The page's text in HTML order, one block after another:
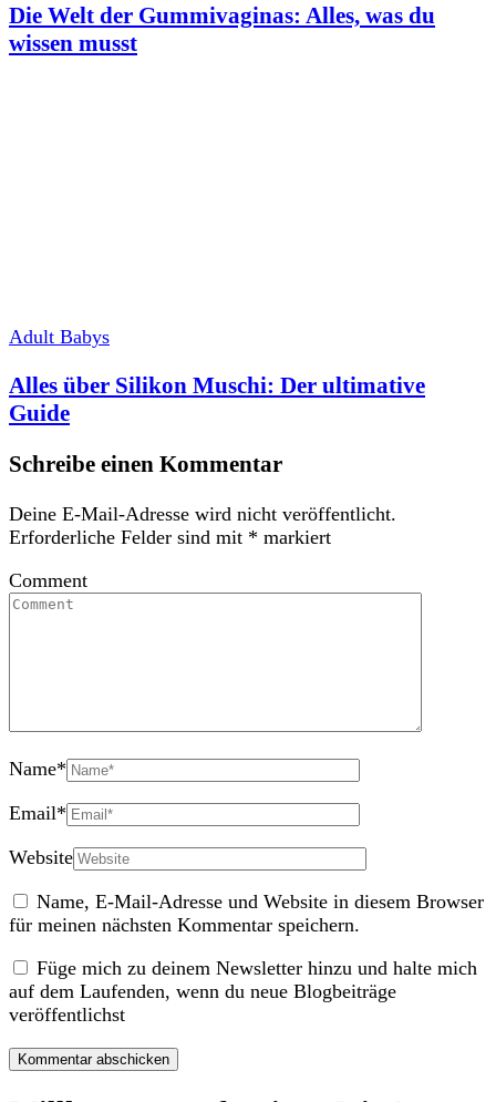
Die Welt der Gummivaginas: Alles, was du
wissen musst
Adult Babys
Alles über Silikon Muschi: Der ultimative
Guide
Schreibe einen Kommentar
Deine E-Mail-Adresse wird nicht veröffentlicht.
Erforderliche Felder sind mit * markiert
Comment
Name*
Email*
Website
Name, E-Mail-Adresse und Website in diesem Browser
für meinen nächsten Kommentar speichern.
Füge mich zu deinem Newsletter hinzu und halte mich
auf dem Laufenden, wenn du neue Blogbeiträge
veröffentlichst